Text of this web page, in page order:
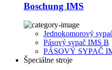
Boschung IMS
Jednokomorový
Pásový sypač IMS B
PÁSOVÝ SYPAČ
Špeciálne stroje